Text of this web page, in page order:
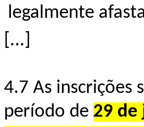
legalmente
[...]
4.7 As inscrições
período de 29 de